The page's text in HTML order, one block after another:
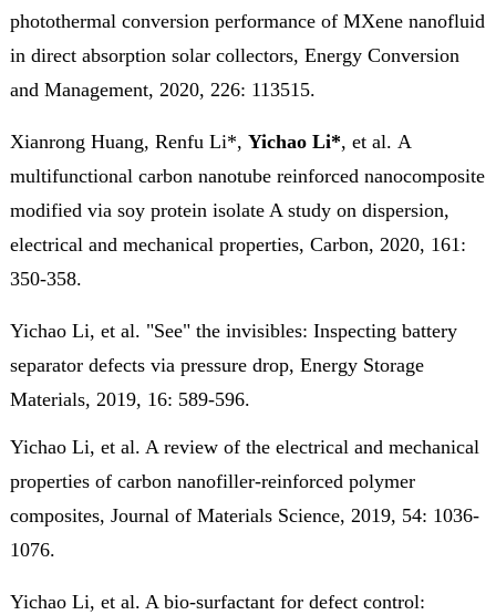
photothermal conversion performance of MXene nanofluid
in direct absorption solar collectors, Energy Conversion
and Management, 2020, 226: 113515.
Xianrong Huang, Renfu Li*, Yichao Li*, et al. A
multifunctional carbon nanotube reinforced nanocomposite
modified via soy protein isolate A study on dispersion,
electrical and mechanical properties, Carbon, 2020, 161:
350-358.
Yichao Li, et al. "See" the invisibles: Inspecting battery
separator defects via pressure drop, Energy Storage
Materials, 2019, 16: 589-596.
Yichao Li, et al. A review of the electrical and mechanical
properties of carbon nanofiller-reinforced polymer
composites, Journal of Materials Science, 2019, 54: 1036-
1076.
Yichao Li, et al. A bio-surfactant for defect control: